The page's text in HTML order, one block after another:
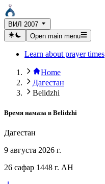
ВИЛ 2007
Open main menu
Learn about prayer times
Home
Дагестан
Belidzhi
Время намаза в Belidzhi
Дагестан
9 августа 2026 г.
26 сафар 1448 г. AH